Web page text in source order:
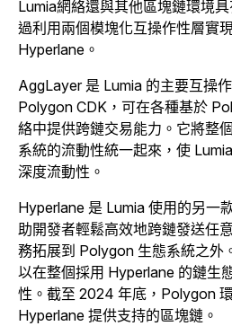
Lumia網絡還與其他區塊鏈環境
過利用兩個模塊化互操作性層實
Hyperlane。
AggLayer 是 Lumia 的主要互操
Polygon CDK，可在各種基於
絡中提供跨鏈交易能力。它將整
系統的流動性統一起來，使
深度流動性。
Hyperlane 是 Lumia 使用的另一
助開發者輕鬆高效地跨鏈發送任
務拓展到 Polygon 生態系統之外
以在整個採用 Hyperlane 的鏈生
性。截至 2024 年底，Polygon
Hyperlane 提供支持的區塊鏈。